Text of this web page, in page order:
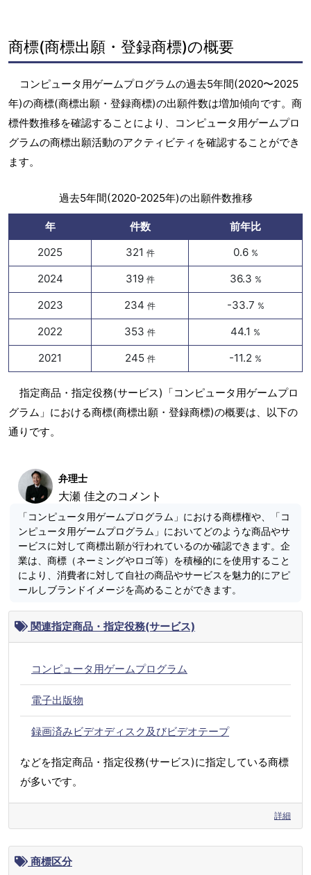
商標(商標出願・登録商標)の概要
コンピュータ用ゲームプログラムの過去5年間(2020〜2025
年)の商標(商標出願・登録商標)の出願件数は増加傾向です。商
標件数推移を確認することにより、コンピュータ用ゲームプロ
グラムの商標出願活動のアクティビティを確認することができ
ます。
過去5年間(2020-2025年)の出願件数推移
年 件数
前年比
2025
321 件 0.6 %
2024 319 件 36.3 %
2023 234 件 -33.7 %
2022 353 件 44.1 %
2021 245 件 -11.2 %
指定商品・指定役務(サービス)「コンピュータ用ゲームプロ
グラム」における商標(商標出願・登録商標)の概要は、以下の
通りです。
弁理士
大瀬 佳之のコメント
「コンピュータ用ゲームプログラム」における商標権や、「コ
ンピュータ用ゲームプログラム」においてどのような商品やサ
ービスに対して商標出願が行われているのか確認できます。企
業は、商標（ネーミングやロゴ等）を積極的にを使用すること
により、消費者に対して自社の商品やサービスを魅力的にアピ
ールしブランドイメージを高めることができます。
関連指定商品・指定役務(サービス)
コンピュータ用ゲームプログラム
電子出版物
録画済みビデオディスク及びビデオテープ
などを指定商品・指定役務(サービス)に指定している商標
が多いです。
詳細
商標区分